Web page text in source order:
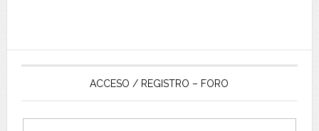
ACCESO / REGISTRO – FORO